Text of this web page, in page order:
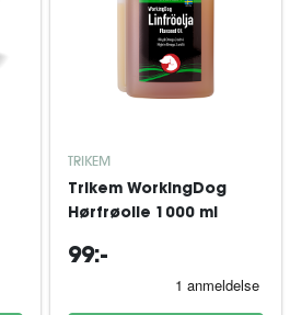
TRIKEM
Trikem WorkingDog
Hørfrøolie 1000 ml
99:-